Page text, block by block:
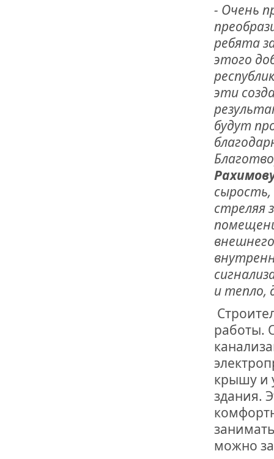
- Очень
ребята
этого
эти
будут
стреляя
и тепло,
работы.
крышу и
здания.
можно